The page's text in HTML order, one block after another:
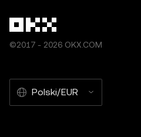
©2017 - 2026 OKX.COM
Polski/EUR